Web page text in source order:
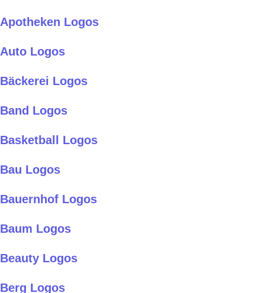
Apotheken Logos
Auto Logos
Bäckerei Logos
Band Logos
Basketball Logos
Bau Logos
Bauernhof Logos
Baum Logos
Beauty Logos
Berg Logos